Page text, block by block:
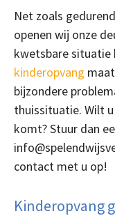
Net zoals
openen wij onze
kwetsbare situatie
kinderopvang
bijzondere
thuissituatie. Wilt
komt? Stuur dan
contact met u op!
Kinderopvang